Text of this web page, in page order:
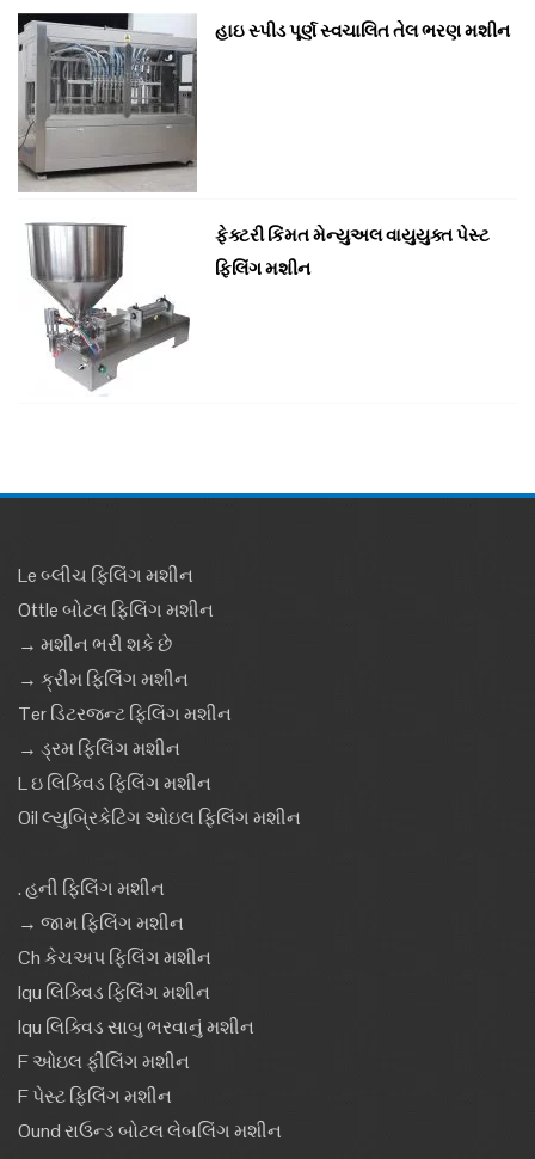
હાઇ સ્પીડ પૂર્ણ સ્વચાલિત તેલ ભરણ મશીન
ફેક્ટરી કિંમત મેન્યુઅલ વાયુયુક્ત પેસ્ટ
ફિલિંગ મશીન
Le બ્લીચ ફિલિંગ મશીન
Ottle બોટલ ફિલિંગ મશીન
→ મશીન ભરી શકે છે
→ ક્રીમ ફિલિંગ મશીન
Ter ડિટરજન્ટ ફિલિંગ મશીન
→ ડ્રમ ફિલિંગ મશીન
L ઇ લિક્વિડ ફિલિંગ મશીન
Oil લ્યુબ્રિકેટિંગ ઓઇલ ફિલિંગ મશીન
. હની ફિલિંગ મશીન
→ જામ ફિલિંગ મશીન
Ch કેચઅપ ફિલિંગ મશીન
Iqu લિક્વિડ ફિલિંગ મશીન
Iqu લિક્વિડ સાબુ ભરવાનું મશીન
F ઓઇલ ફીલિંગ મશીન
F પેસ્ટ ફિલિંગ મશીન
Ound રાઉન્ડ બોટલ લેબલિંગ મશીન